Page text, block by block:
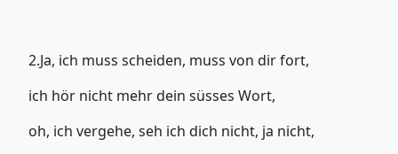
2.Ja, ich muss scheiden, muss von dir fort,
ich hör nicht mehr dein süsses Wort,
oh, ich vergehe, seh ich dich nicht, ja nicht,